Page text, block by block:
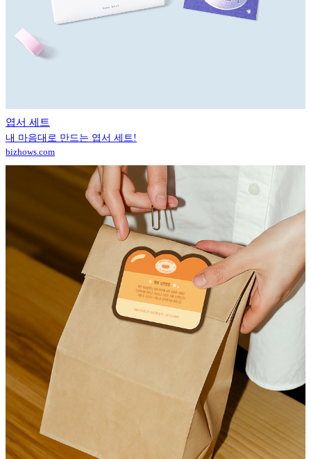
엽서 세트
내 마음대로 만드는 엽서 세트!
bizhows.com